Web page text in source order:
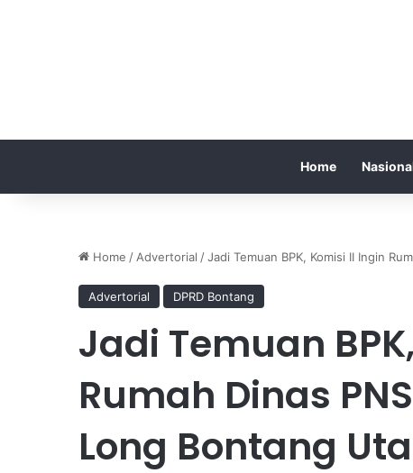
Home
Home / Advertorial /Jadi Temuan BPK, Komisi II Ingin
Advertorial DPRD Bontang
Jadi Temuan
Rumah Dinas
Long Bontang